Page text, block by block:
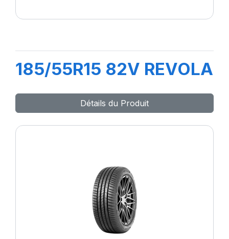
185/55R15 82V REVOLA
Détails du Produit